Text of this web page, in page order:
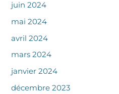
juin 2024
mai 2024
avril 2024
mars 2024
janvier 2024
décembre 2023